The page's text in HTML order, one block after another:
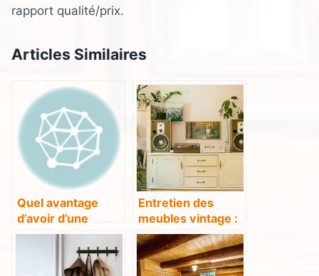
rapport qualité/prix.
Articles Similaires
Quel avantage
d’avoir d’une
maison en bois ?
Entretien des
meubles vintage :
comment faire ?